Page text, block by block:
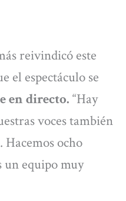
reivindicó este
el espectáculo se
en directo. “Hay
voces también
ocho
un equipo muy